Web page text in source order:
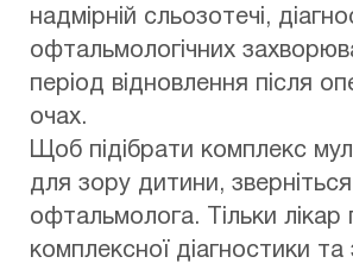
надмірній сльозотечі,
офтальмологічних
період відновлення після
очах.
Щоб підібрати комплекс
для зору дитини,
офтальмолога. Тільки лікар
комплексної діагностики та